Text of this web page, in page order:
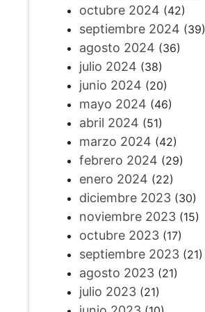
octubre 2024 (42)
septiembre 2024 (39)
agosto 2024 (36)
julio 2024 (38)
junio 2024 (20)
mayo 2024 (46)
abril 2024 (51)
marzo 2024 (42)
febrero 2024 (29)
enero 2024 (22)
diciembre 2023(30)
noviembre 2023(15)
octubre 2023(17)
septiembre 2023(21)
agosto 2023(21)
julio 2023(21)